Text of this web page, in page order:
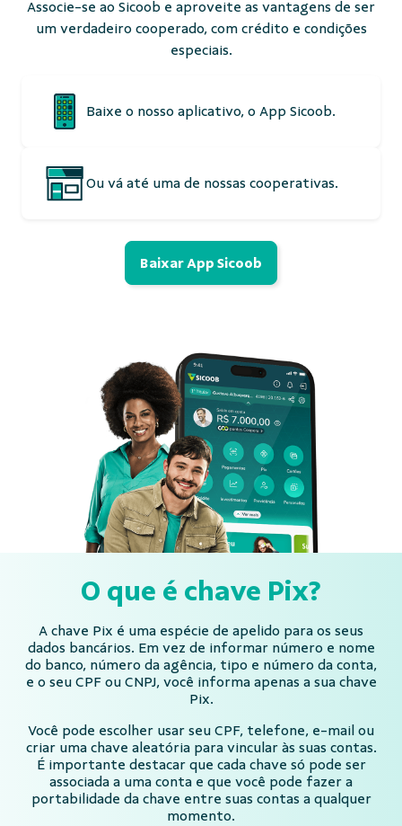
Associe-se ao Sicoob e aproveite as vantagens de ser
um verdadeiro cooperado, com crédito e condições
especiais.
Baixe o nosso aplicativo, o App Sicoob.
Ou vá até uma de nossas cooperativas.
Baixar App Sicoob
O que é chave Pix?
A chave Pix é uma espécie de apelido para os seus
dados bancários. Em vez de informar número e nome
do banco, número da agência, tipo e número da conta,
e o seu CPF ou CNPJ, você informa apenas a sua chave
Pix.
Você pode escolher usar seu CPF, telefone, e-mail ou
criar uma chave aleatória para vincular às suas contas.
É importante destacar que cada chave só pode ser
associada a uma conta e que você pode fazer a
portabilidade da chave entre suas contas a qualquer
momento.